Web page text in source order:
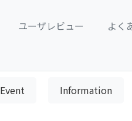
ユーザレビュー よく
Event Information